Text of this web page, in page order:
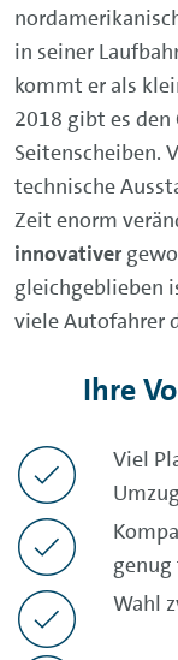
in seiner
kommt er als
2018 gibt es
Seitenscheiben.
technische
Zeit enorm
innovativer
gleichgeblieben
viele Autofahrer
Ihre
Viel
Umzug
Wahl